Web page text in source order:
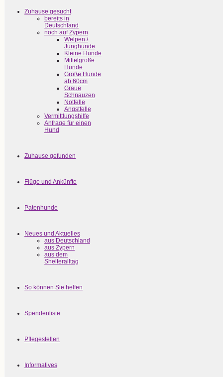
Zuhause gesucht
bereits in
Deutschland
noch auf Zypern
Welpen /
Junghunde
Kleine Hunde
Mittelgroße
Hunde
Große Hunde
ab 60cm
Graue
Schnauzen
Notfelle
Angstfelle
Vermittlungshilfe
Anfrage für einen
Hund
Zuhause gefunden
Flüge und Ankünfte
Patenhunde
Neues und Aktuelles
aus Deutschland
aus Zypern
aus dem
Shelteralltag
So können Sie helfen
Spendenliste
Pflegestellen
Informatives